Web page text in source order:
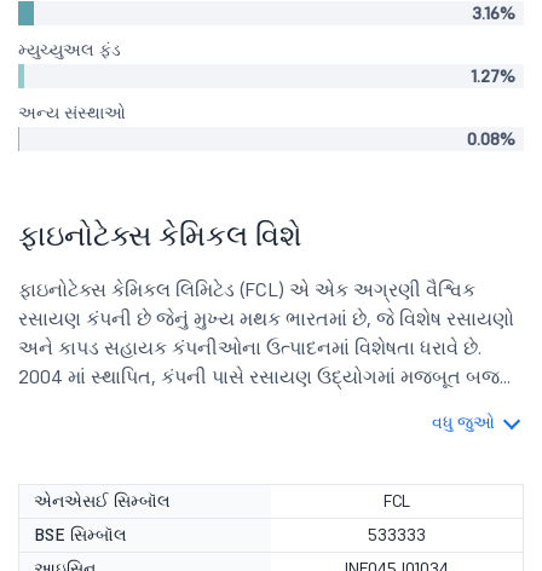
3.16%
મ્યુચ્યુઅલ ફંડ
1.27%
અન્ય સંસ્થાઓ
0.08%
ફાઇનોટેક્સ કેમિકલ વિશે
ફાઇનોટેક્સ કેમિકલ લિમિટેડ (FCL) એ એક અગ્રણી વૈશ્વિક
રસાયણ કંપની છે જેનું મુખ્ય મથક ભારતમાં છે, જે વિશેષ રસાયણો
અને કાપડ સહાયક કંપનીઓના ઉત્પાદનમાં વિશેષતા ધરાવે છે.
2004 માં સ્થાપિત, કંપની પાસે રસાયણ ઉદ્યોગમાં મજબૂત બજ...
વધુ જુઓ
એનએસઈ સિમ્બૉલ
FCL
BSE સિમ્બૉલ
533333